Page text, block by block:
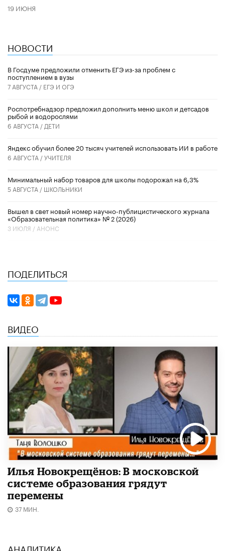
19 ИЮНЯ
НОВОСТИ
В Госдуме предложили отменить ЕГЭ из-за проблем с
поступлением в вузы
7 АВГУСТА / ЕГЭ И ОГЭ
Роспотребнадзор предложил дополнить меню школ и детсадов
рыбой и водорослями
6 АВГУСТА / ДЕТИ
​Яндекс обучил более 20 тысяч учителей использовать ИИ в работе
6 АВГУСТА /УЧИТЕЛЯ
Минимальный набор товаров для школы подорожал на 6,3%
5 АВГУСТА / ШКОЛЬНИКИ
Вышел в свет новый номер научно-публицистического журнала
«Образовательная политика» № 2 (2026)
3 ИЮЛЯ / АНОНС
ПОДЕЛИТЬСЯ
ВИДЕО
Илья Новокрещёнов: В московской
системе образования грядут
перемены
37 МИН.
АНАЛИТИКА